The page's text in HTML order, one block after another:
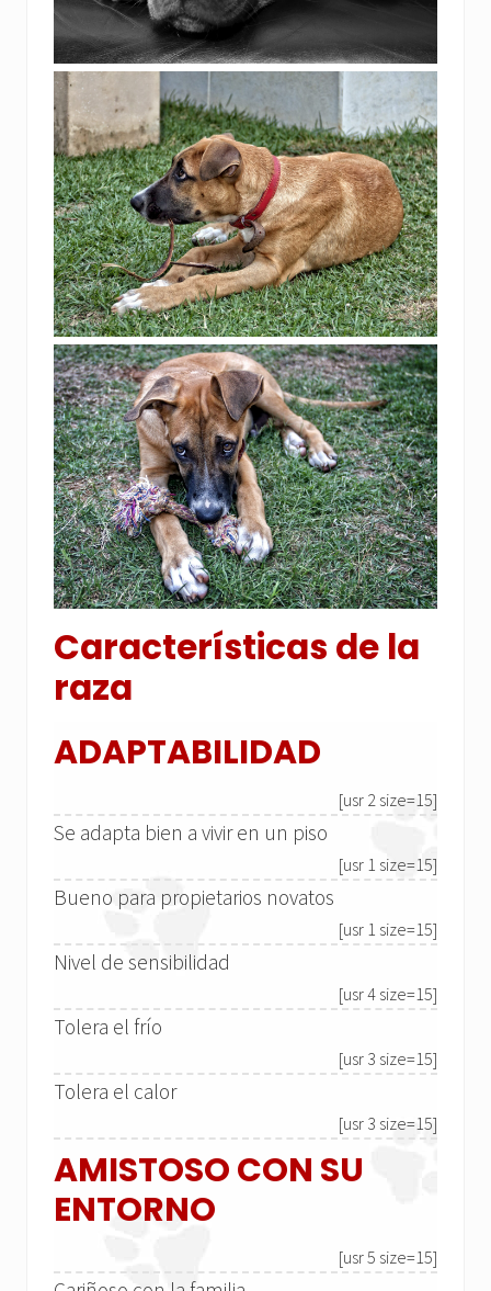
Características de la
raza
ADAPTABILIDAD
[usr 2 size=15]
Se adapta bien a vivir en un piso
[usr 1 size=15]
Bueno para propietarios novatos
[usr 1 size=15]
Nivel de sensibilidad
[usr 4 size=15]
Tolera el frío
[usr 3 size=15]
Tolera el calor
[usr 3 size=15]
AMISTOSO CON SU
ENTORNO
[usr 5 size=15]